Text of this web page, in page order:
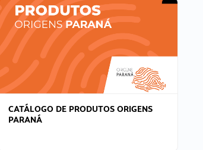
CATÁLOGO DE PRODUTOS ORIGENS
PARANÁ